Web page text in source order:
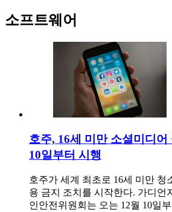
소프트웨어
호주, 16세 미만 소셜미디어
10일부터 시행
호주가 세계 최초로 16세 미만 청
용 금지 조치를 시작한다. 가디언
인안전위원회는 오는 12월 10일